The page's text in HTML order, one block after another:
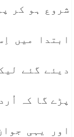
شروع ہو کر
ابتدا میں
دیئے گئے
پڑے گا کہ
اور یہی